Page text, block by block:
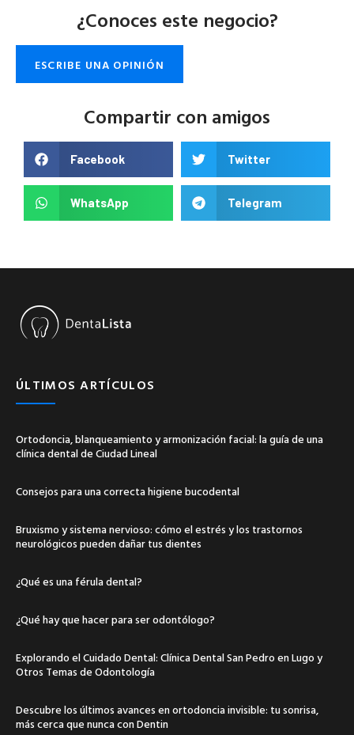
¿Conoces este negocio?
ESCRIBE UNA OPINIÓN
Compartir con amigos
Facebook Twitter
WhatsApp Telegram
ÚLTIMOS ARTÍCULOS
Ortodoncia, blanqueamiento y armonización facial: la guía de una
clínica dental de Ciudad Lineal
Consejos para una correcta higiene bucodental
Bruxismo y sistema nervioso: cómo el estrés y los trastornos
neurológicos pueden dañar tus dientes
¿Qué es una férula dental?
¿Qué hay que hacer para ser odontólogo?
Explorando el Cuidado Dental: Clínica Dental San Pedro en Lugo y
Otros Temas de Odontología
Descubre los últimos avances en ortodoncia invisible: tu sonrisa,
más cerca que nunca con Dentin